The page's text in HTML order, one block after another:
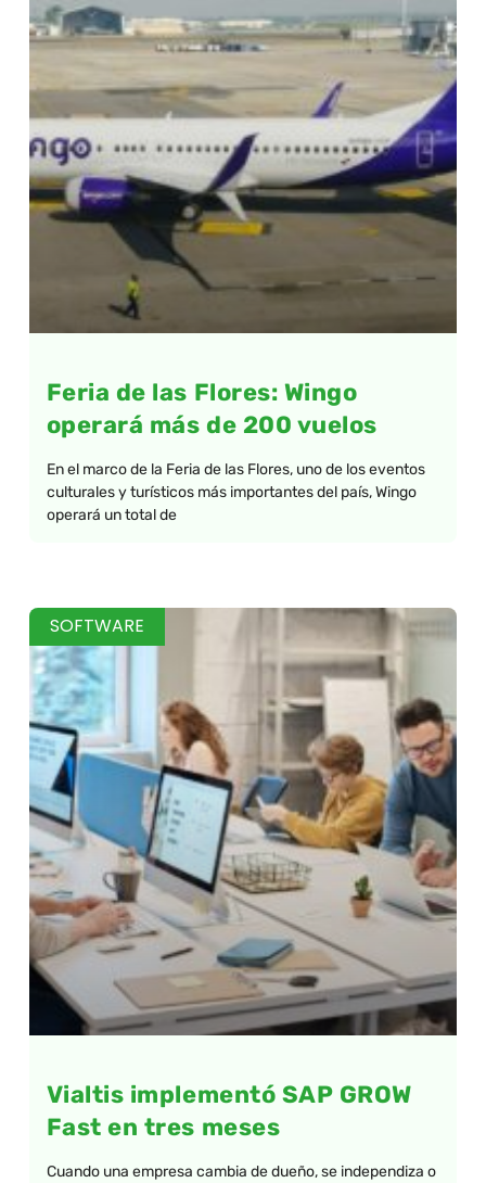
Feria de las Flores: Wingo
operará más de 200 vuelos
En el marco de la Feria de las Flores, uno de los eventos
culturales y turísticos más importantes del país, Wingo
operará un total de
SOFTWARE
Vialtis implementó SAP GROW
Fast en tres meses
Cuando una empresa cambia de dueño, se independiza o